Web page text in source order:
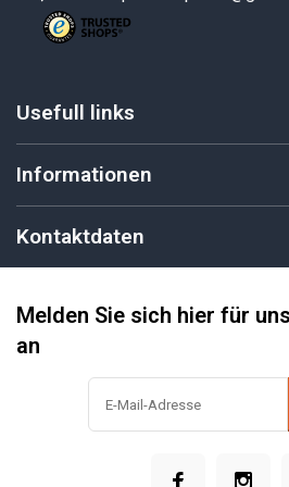
Usefull links
Informationen
Kontaktdaten
Melden Sie sich hier für
an